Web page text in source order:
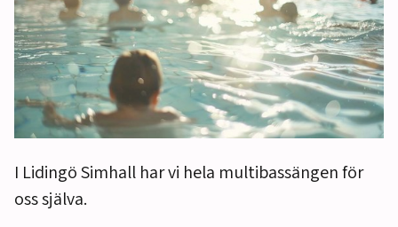
I Lidingö Simhall har vi hela multibassängen för
oss själva.